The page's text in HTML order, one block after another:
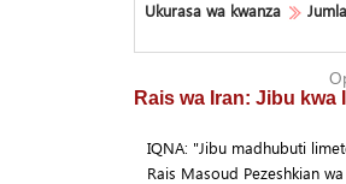
Ukurasa wa kwanza
Jumla
Rais wa Iran: Jibu
IQNA: "Jibu madhubuti
Rais Masoud Pezeshkian